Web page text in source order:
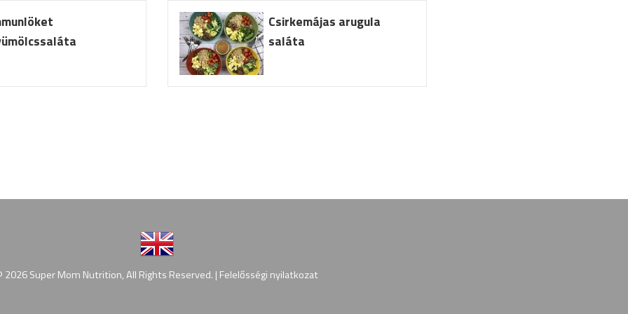
Csirkemájas arugula
saláta
2026 Super Mom Nutrition, All Rights Reserved. | Felelősségi nyilatkozat